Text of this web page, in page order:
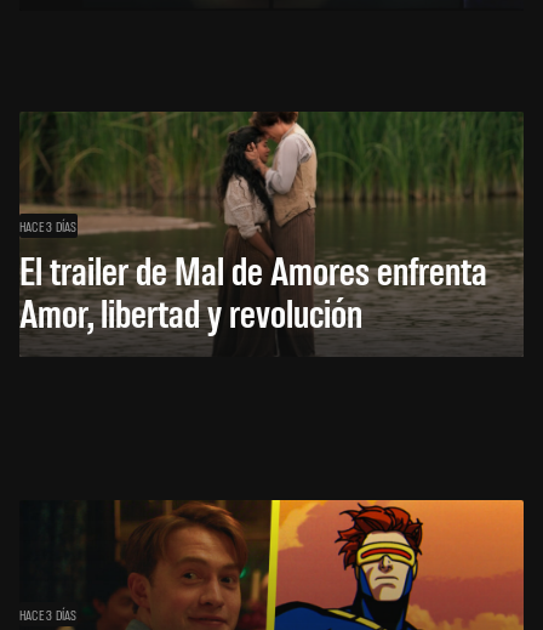
HACE 3 DÍAS
El trailer de Mal de Amores enfrenta
Amor, libertad y revolución
HACE 3 DÍAS